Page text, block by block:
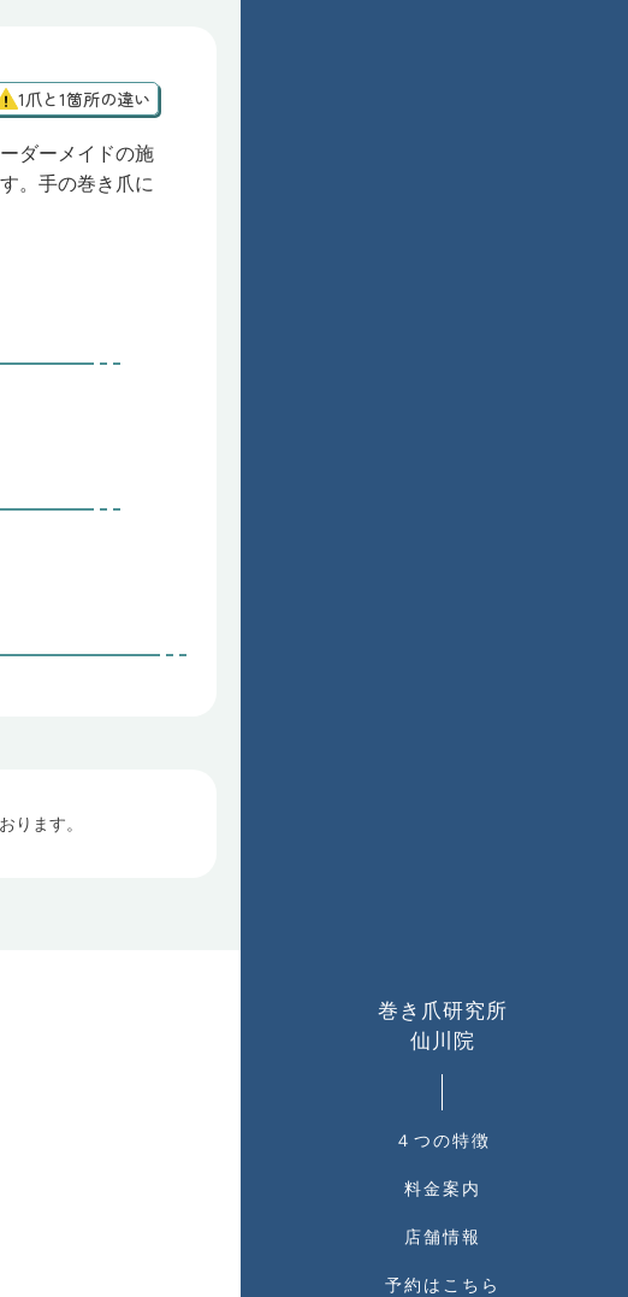
巻き爪研究所
仙川院
４つの特徴
料金案内
店舗情報
予約はこちら
1爪と1箇所の違い
ダーメイドの施
。手の巻き爪に
ります。